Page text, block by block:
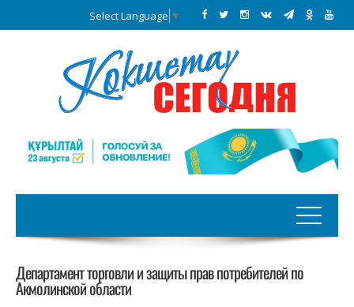
Select Language ▼
Департамент торговли и защиты прав потребителей по
Акмолинской области